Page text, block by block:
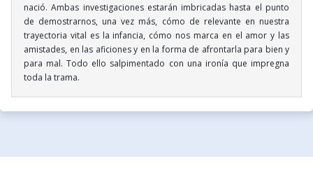
nació. Ambas investigaciones estarán imbricadas hasta el punto
de demostrarnos, una vez más, cómo de relevante en nuestra
trayectoria vital es la infancia, cómo nos marca en el amor y las
amistades, en las aficiones y en la forma de afrontarla para bien y
para mal. Todo ello salpimentado con una ironía que impregna
toda la trama.